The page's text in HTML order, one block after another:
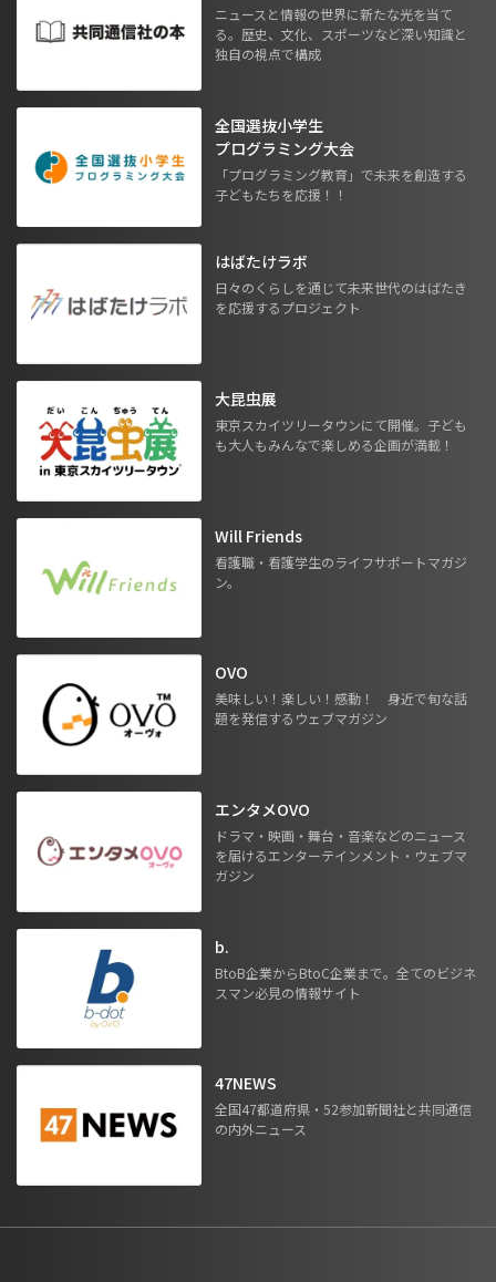
ニュースと情報の世界に新たな光を当て
る。歴史、文化、スポーツなど深い知識と
独自の視点で構成
全国選抜小学生
プログラミング大会
「プログラミング教育」で未来を創造する
子どもたちを応援！！
はばたけラボ
日々のくらしを通じて未来世代のはばたき
を応援するプロジェクト
大昆虫展
東京スカイツリータウンにて開催。子ども
も大人もみんなで楽しめる企画が満載！
Will Friends
看護職・看護学生のライフサポートマガジ
ン。
OVO
美味しい！楽しい！感動！ 身近で旬な話
題を発信するウェブマガジン
エンタメOVO
ドラマ・映画・舞台・音楽などのニュース
を届けるエンターテインメント・ウェブマ
ガジン
b.
BtoB企業からBtoC企業まで。全てのビジネ
スマン必見の情報サイト
47NEWS
全国47都道府県・52参加新聞社と共同通信
の内外ニュース